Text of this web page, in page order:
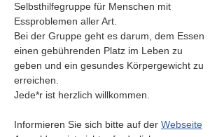
Selbsthilfegruppe für Menschen mit
Essproblemen aller Art.
Bei der Gruppe geht es darum, dem Essen
einen gebührenden Platz im Leben zu
geben und ein gesundes Körpergewicht zu
erreichen.
Jede*r ist herzlich willkommen.
Informieren Sie sich bitte auf der Webseite